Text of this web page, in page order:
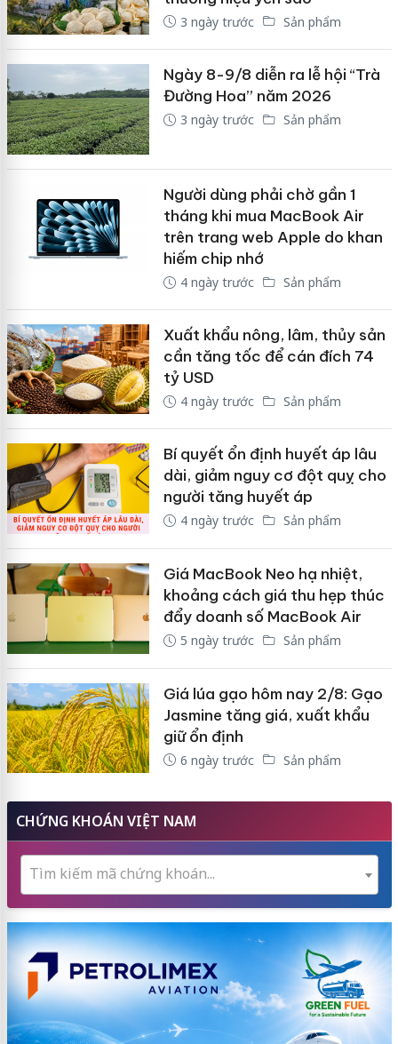
3 ngày trước Sản phẩm
Ngày 8-9/8 diễn ra lễ hội “Trà
Đường Hoa” năm 2026
3 ngày trước Sản phẩm
Người dùng phải chờ gần 1
tháng khi mua MacBook Air
trên trang web Apple do khan
hiếm chip nhớ
4 ngày trước Sản phẩm
Xuất khẩu nông, lâm, thủy sản
cần tăng tốc để cán đích 74
tỷ USD
4 ngày trước Sản phẩm
Bí quyết ổn định huyết áp lâu
dài, giảm nguy cơ đột quỵ cho
người tăng huyết áp
4 ngày trước Sản phẩm
Giá MacBook Neo hạ nhiệt,
khoảng cách giá thu hẹp thúc
đẩy doanh số MacBook Air
5 ngày trước Sản phẩm
Giá lúa gạo hôm nay 2/8: Gạo
Jasmine tăng giá, xuất khẩu
giữ ổn định
6 ngày trước Sản phẩm
CHỨNG KHOÁN VIỆT NAM
Tìm kiếm mã chứng khoán...